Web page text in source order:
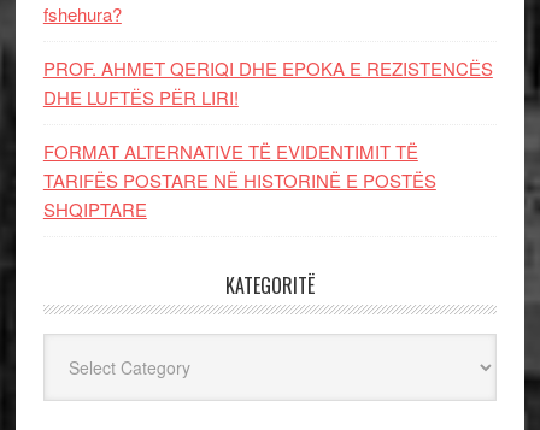
fshehura?
PROF. AHMET QERIQI DHE EPOKA E REZISTENCЁS
DHE LUFTЁS PЁR LIRI!
FORMAT ALTERNATIVE TË EVIDENTIMIT TË
TARIFËS POSTARE NË HISTORINË E POSTËS
SHQIPTARE
KATEGORITË